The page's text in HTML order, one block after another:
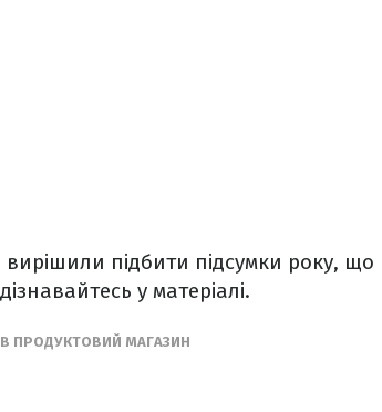
підбити підсумки року, що
у матеріалі.
ПРОДУКТОВИЙ МАГАЗИН